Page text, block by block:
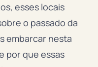
esses locais
o passado da
embarcar nesta
por que essas